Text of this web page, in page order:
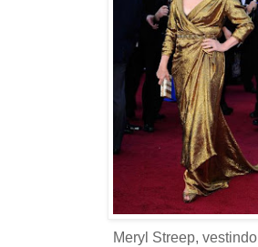
Meryl Streep, vestindo